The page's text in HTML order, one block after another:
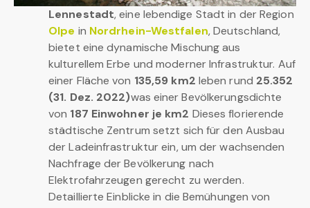
Lennestadt, eine lebendige Stadt in der Region
Olpe in Nordrhein-Westfalen, Deutschland,
bietet eine dynamische Mischung aus
kulturellem Erbe und moderner Infrastruktur. Auf
einer Fläche von 135,59 km2 leben rund 25.352
(31. Dez. 2022)was einer Bevölkerungsdichte
von 187 Einwohner je km2 Dieses florierende
städtische Zentrum setzt sich für den Ausbau
der Ladeinfrastruktur ein, um der wachsenden
Nachfrage der Bevölkerung nach
Elektrofahrzeugen gerecht zu werden.
Detaillierte Einblicke in die Bemühungen von